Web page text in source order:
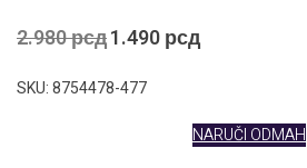
2.980рсдОригинална
је
1.490рсд
SKU: 8754478-477
NARUČI ODMAH